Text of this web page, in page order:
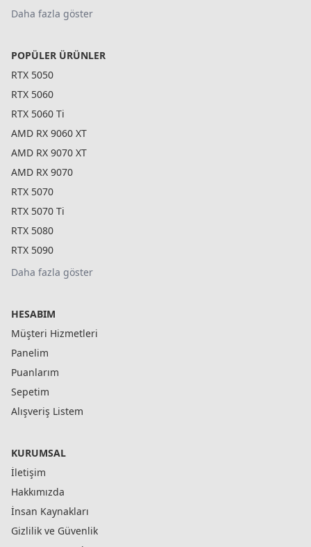
Daha fazla göster
POPÜLER ÜRÜNLER
RTX 5050
RTX 5060
RTX 5060 Ti
AMD RX 9060 XT
AMD RX 9070 XT
AMD RX 9070
RTX 5070
RTX 5070 Ti
RTX 5080
RTX 5090
Daha fazla göster
HESABIM
Müşteri Hizmetleri
Panelim
Puanlarım
Sepetim
Alışveriş Listem
KURUMSAL
İletişim
Hakkımızda
İnsan Kaynakları
Gizlilik ve Güvenlik